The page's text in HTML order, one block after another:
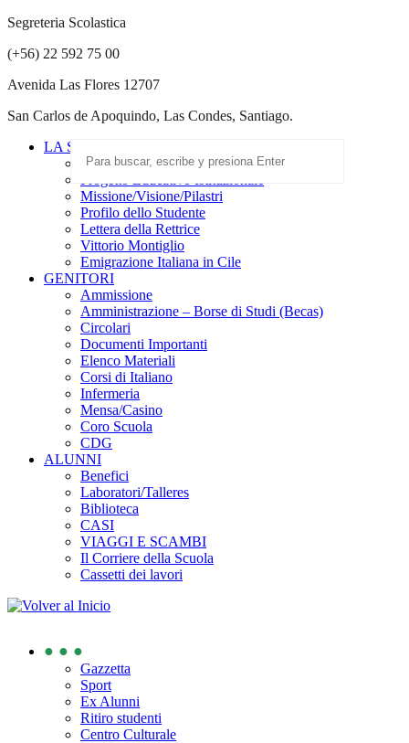
Segreteria Scolastica
(+56) 22 592 75 00
Avenida Las Flores 12707
San Carlos de Apoquindo, Las Condes, Santiago.
LA SCUOLA
Scuola Paritaria
Missione/Visione/Pilastri
Profilo dello Studente
Lettera della Rettrice
Vittorio Montiglio
Emigrazione Italiana in Cile
GENITORI
Ammissione
Amministrazione – Borse di Studi (Becas)
Circolari
Documenti Importanti
Elenco Materiali
Corsi di Italiano
Infermeria
Mensa/Casino
Coro Scuola
CDG
ALUNNI
Benefici
Laboratori/Talleres
Biblioteca
CASI
VIAGGI E SCAMBI
Il Corriere della Scuola
Cassetti dei lavori
● ● ●
Gazzetta
Sport
Ex Alunni
Ritiro studenti
Centro Culturale